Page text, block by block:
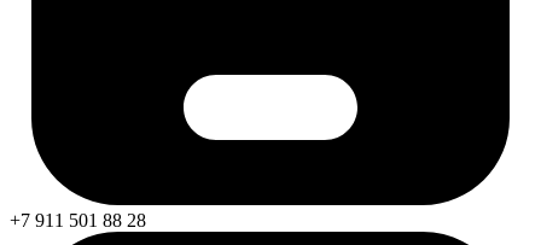
+7 911 501 88 28